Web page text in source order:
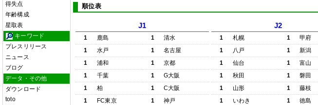
得失点
年齢構成
星取表
キーワード
プレスリリース
ニュース
ブログ
データ・その他
ダウンロード
toto
順位表
J1
1 鹿島 1
清水
1
水戸 1
名古屋
1
浦和 1
京都
1
千葉 1
G大阪
1
柏 1
C大阪
1
FC東京 1
神戸
J2
1 札幌 1
甲府
1
八戸 1
新潟
1
仙台 1
富山
1
秋田 1
磐田
1
山形 1
藤枝
1
いわき 1
徳島